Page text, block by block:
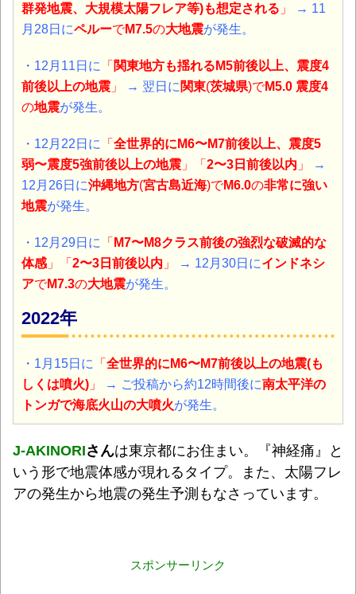
群発地震、大規模太陽フレア等)も想定される 」
→ 11
月28日にペルーでM7.5の大地震が発生。
・12月11日に 「 関東地方も揺れるM5前後以上、震度4
前後以上の地震 」 → 翌日に 関東(茨城県)でM5.0 震度4
の地震が発生。
・12月22日に 「 全世界的にM6〜M7前後以上、震度5
弱〜震度5強前後以上の地震 」「 2〜3日前後以内 」
→
12月26日に沖縄地方(宮古島近海)でM6.0の非常に強い
地震が発生。
・12月29日に 「 M7〜M8クラス前後の強烈な破滅的な
体感 」「 2〜3日前後以内 」 → 12月30日にインドネシ
アでM7.3の大地震が発生。
2022年
・1月15日に 「 全世界的にM6〜M7前後以上の地震(も
しくは噴火) 」 → ご投稿から約12時間後に南太平洋の
トンガで海底火山の大噴火が発生。
J-AKINORIさんは東京都にお住まい。『神経痛』と
いう形で地震体感が現れるタイプ。また、太陽フレ
アの発生から地震の発生予測もなさっています。
スポンサーリンク